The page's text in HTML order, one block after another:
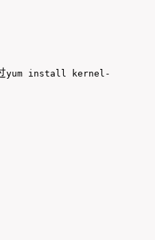
yum install kernel-